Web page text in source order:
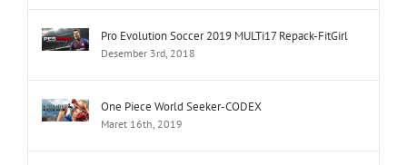
Pro Evolution Soccer 2019 MULTi17 Repack-FitGirl
Desember 3rd, 2018
One Piece World Seeker-CODEX
Maret 16th, 2019